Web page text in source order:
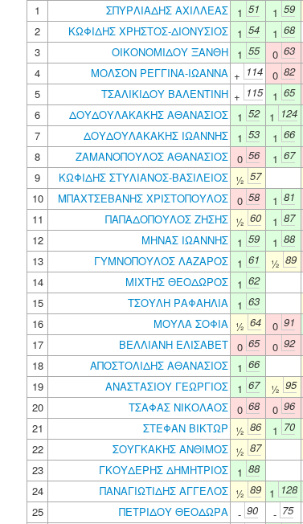
1
ΣΠΥΡΛΙΑΔΗΣ ΑΧΙΛΛΕΑΣ 1 51 1 59
2
ΚΩΦΙΔΗΣ ΧΡΗΣΤΟΣ-ΔΙΟΝΥΣΙΟΣ 1 54 1 68
3
ΟΙΚΟΝΟΜΙΔΟΥ ΞΑΝΘΗ 1 55 0 63
4
ΜΟΛΣΟΝ ΡΕΓΓΙΝΑ-ΙΩΑΝΝΑ + 114 0 82
5
ΤΣΑΛΙΚΙΔΟΥ ΒΑΛΕΝΤΙΝΗ + 115 1 65
6
ΔΟΥΔΟΥΛΑΚΑΚΗΣ ΑΘΑΝΑΣΙΟΣ 1 52 1 124
7
ΔΟΥΔΟΥΛΑΚΑΚΗΣ ΙΩΑΝΝΗΣ 1 53 1 66
8
ΖΑΜΑΝΟΠΟΥΛΟΣ ΑΘΑΝΑΣΙΟΣ 0 56 1 67
9
ΚΩΦΙΔΗΣ ΣΤΥΛΙΑΝΟΣ-ΒΑΣΙΛΕΙΟΣ ½ 57
10
ΜΠΑΧΤΣΕΒΑΝΗΣ ΧΡΙΣΤΟΠΟΥΛΟΣ 0 58 1 81
11
ΠΑΠΑΔΟΠΟΥΛΟΣ ΖΗΣΗΣ ½ 60 1 87
12
ΜΗΝΑΣ ΙΩΑΝΝΗΣ 1 59 1 88
13
ΓΥΜΝΟΠΟΥΛΟΣ ΛΑΖΑΡΟΣ 1 61 ½ 89
14
ΜΙΧΤΗΣ ΘΕΟΔΩΡΟΣ 1 62
15
ΤΣΟΥΛΗ ΡΑΦΑΗΛΙΑ 1 63
16
ΜΟΥΛΑ ΣΟΦΙΑ ½ 64 0 91
17
ΒΕΛΛΙΑΝΗ ΕΛΙΣΑΒΕΤ 0 65 0 92
18
ΑΠΟΣΤΟΛΙΔΗΣ ΑΘΑΝΑΣΙΟΣ 1 66
19
ΑΝΑΣΤΑΣΙΟΥ ΓΕΩΡΓΙΟΣ 1 67 ½ 95
20
ΤΣΑΦΑΣ ΝΙΚΟΛΑΟΣ 0 68 0 96
21
ΣΤΕΦΑΝ ΒΙΚΤΩΡ ½ 86 1 70
22
ΣΟΥΓΚΑΚΗΣ ΑΝΘΙΜΟΣ ½ 87
23
ΓΚΟΥΔΕΡΗΣ ΔΗΜΗΤΡΙΟΣ 1 88
24
ΠΑΝΑΓΙΩΤΙΔΗΣ ΑΓΓΕΛΟΣ ½ 89 1 128
25
ΠΕΤΡΙΔΟΥ ΘΕΟΔΩΡΑ - 90 - 75